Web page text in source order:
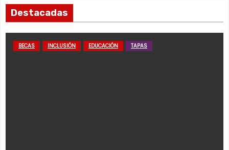
Destacadas
BECAS INCLUSIÓN EDUCACIÓN TAPAS